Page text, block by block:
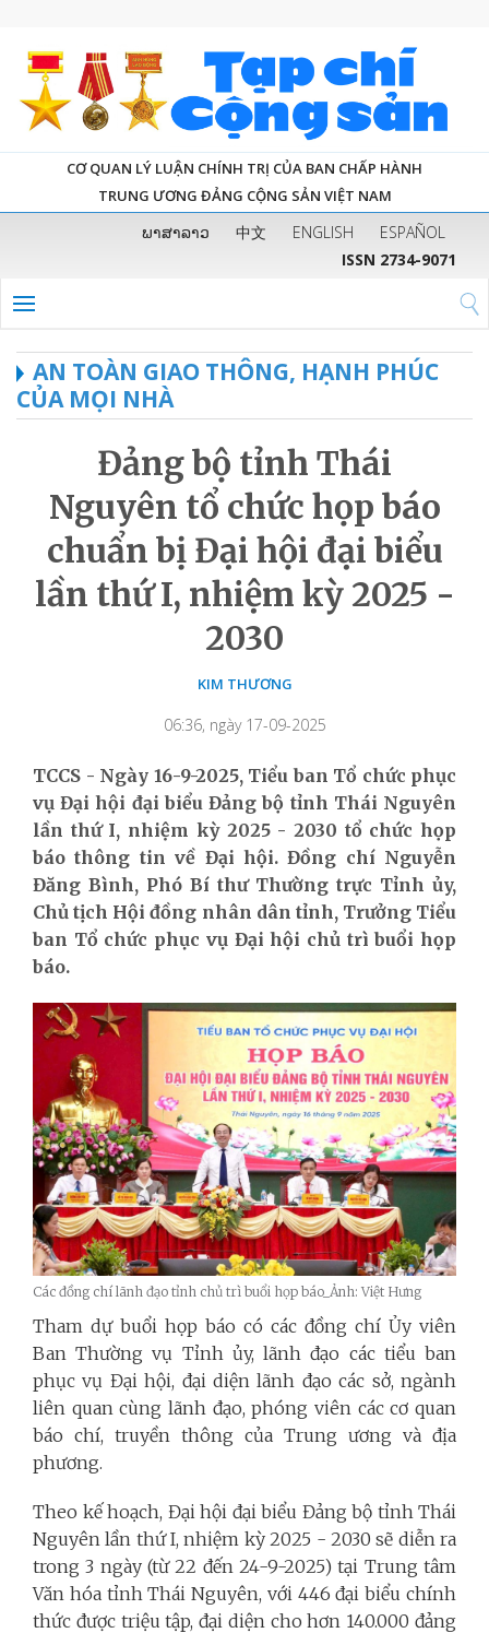
CƠ QUAN LÝ LUẬN CHÍNH TRỊ CỦA BAN CHẤP HÀNH
TRUNG ƯƠNG ĐẢNG CỘNG SẢN VIỆT NAM
ພາສາລາວ 中文 ENGLISH
ESPAÑOL
ISSN 2734-9071
AN TOÀN GIAO THÔNG, HẠNH PHÚC
CỦA MỌI NHÀ
Đảng bộ tỉnh Thái
Nguyên tổ chức họp báo
chuẩn bị Đại hội đại biểu
lần thứ I, nhiệm kỳ 2025 -
2030
KIM THƯƠNG
06:36, ngày 17-09-2025
TCCS - Ngày 16-9-2025, Tiểu ban Tổ chức phục
vụ Đại hội đại biểu Đảng bộ tỉnh Thái Nguyên
lần thứ I, nhiệm kỳ 2025 - 2030 tổ chức họp
báo thông tin về Đại hội. Đồng chí Nguyễn
Đăng Bình, Phó Bí thư Thường trực Tỉnh ủy,
Chủ tịch Hội đồng nhân dân tỉnh, Trưởng Tiểu
ban Tổ chức phục vụ Đại hội chủ trì buổi họp
báo.
Các đồng chí lãnh đạo tỉnh chủ trì buổi họp báo_Ảnh: Việt Hưng
Tham dự buổi họp báo có các đồng chí Ủy viên
Ban Thường vụ Tỉnh ủy, lãnh đạo các tiểu ban
phục vụ Đại hội, đại diện lãnh đạo các sở, ngành
liên quan cùng lãnh đạo, phóng viên các cơ quan
báo chí, truyền thông của Trung ương và địa
phương.
Theo kế hoạch, Đại hội đại biểu Đảng bộ tỉnh Thái
Nguyên lần thứ I, nhiệm kỳ 2025 - 2030 sẽ diễn ra
trong 3 ngày (từ 22 đến 24-9-2025) tại Trung tâm
Văn hóa tỉnh Thái Nguyên, với 446 đại biểu chính
thức được triệu tập, đại diện cho hơn 140.000 đảng